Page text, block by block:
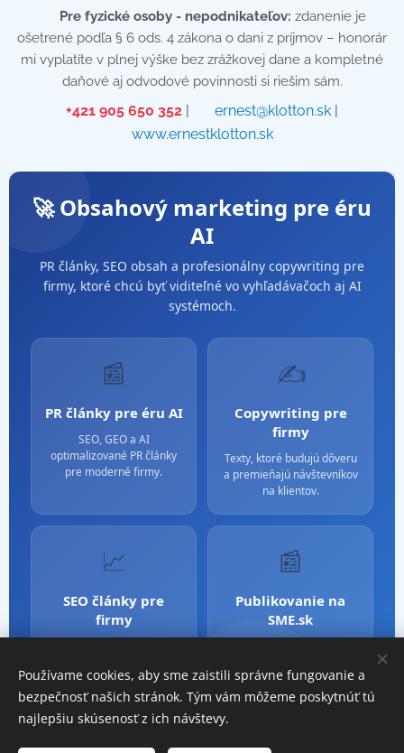
Pre fyzické osoby - nepodnikateľov: zdanenie je
ošetrené podľa § 6 ods. 4 zákona o dani z príjmov – honorár
mi vyplatíte v plnej výške bez zrážkovej dane a kompletné
daňové aj odvodové povinnosti si riešim sám.
+421 905 650 352 | ✉️ ernest@klotton.sk | 🌐
www.ernestklotton.sk
🚀 Obsahový marketing pre éru
AI
PR články, SEO obsah a profesionálny copywriting pre
firmy, ktoré chcú byť viditeľné vo vyhľadávačoch aj AI
systémoch.
📰
PR články pre éru AI
SEO, GEO a AI
optimalizované PR články
pre moderné firmy.
✍️
Copywriting pre
firmy
Texty, ktoré budujú dôveru
a premieňajú návštevníkov
na klientov.
📈
SEO články pre
firmy
📰
Publikovanie na
SME.sk
Používame cookies, aby sme zaistili správne fungovanie a
bezpečnosť našich stránok. Tým vám môžeme poskytnúť tú
najlepšiu skúsenosť z ich návštevy.